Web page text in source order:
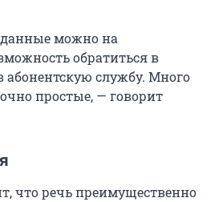
данные можно на
обратиться в
абонентскую службу. Много
простые, — говорит
что речь преимущественно